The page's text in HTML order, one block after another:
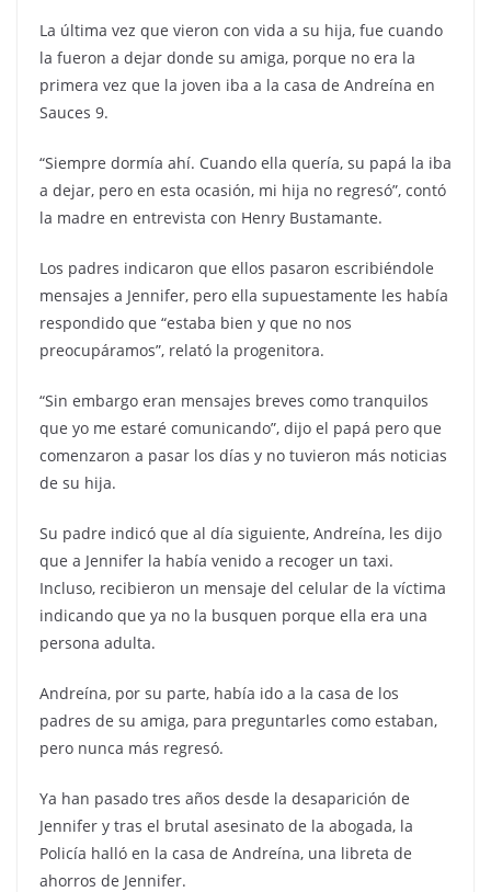
La última vez que vieron con vida a su hija, fue cuando
la fueron a dejar donde su amiga, porque no era la
primera vez que la joven iba a la casa de Andreína en
Sauces 9.
“Siempre dormía ahí. Cuando ella quería, su papá la iba
a dejar, pero en esta ocasión, mi hija no regresó”, contó
la madre en entrevista con Henry Bustamante.
Los padres indicaron que ellos pasaron escribiéndole
mensajes a Jennifer, pero ella supuestamente les había
respondido que “estaba bien y que no nos
preocupáramos”, relató la progenitora.
“Sin embargo eran mensajes breves como tranquilos
que yo me estaré comunicando”, dijo el papá pero que
comenzaron a pasar los días y no tuvieron más noticias
de su hija.
Su padre indicó que al día siguiente, Andreína, les dijo
que a Jennifer la había venido a recoger un taxi.
Incluso, recibieron un mensaje del celular de la víctima
indicando que ya no la busquen porque ella era una
persona adulta.
Andreína, por su parte, había ido a la casa de los
padres de su amiga, para preguntarles como estaban,
pero nunca más regresó.
Ya han pasado tres años desde la desaparición de
Jennifer y tras el brutal asesinato de la abogada, la
Policía halló en la casa de Andreína, una libreta de
ahorros de Jennifer.